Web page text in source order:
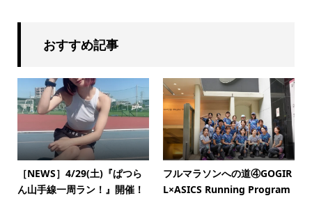
おすすめ記事
［NEWS］4/29(土)『ぱつら
ん山手線一周ラン！』開催！
フルマラソンへの道④GOGIR
L×ASICS Running Program